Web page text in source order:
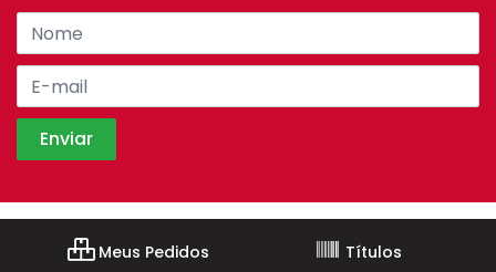
Meus Pedidos
Títulos